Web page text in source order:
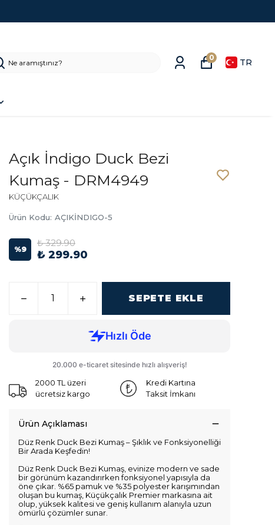
0 TR
Açık İndigo Duck Bezi
Kumaş - DRM4949
KÜÇÜKÇALIK
Ürün Kodu: AÇIKİNDIGO-5
%9
₺ 329.90
₺ 299.90
SEPETE EKLE
2000 TL üzeri
ücretsiz kargo
Kredi Kartına
Taksit İmkanı
Ürün Açıklaması
Düz Renk Duck Bezi Kumaş – Şıklık ve Fonksiyonelliği
Bir Arada Keşfedin!
Düz Renk Duck Bezi Kumaş, evinize modern ve sade
bir görünüm kazandırırken fonksiyonel yapısıyla da
öne çıkar. %65 pamuk ve %35 polyester karışımından
oluşan bu kumaş, Küçükçalık Premier markasına ait
olup, yüksek kalitesi ve geniş kullanım alanıyla uzun
ömürlü çözümler sunar.